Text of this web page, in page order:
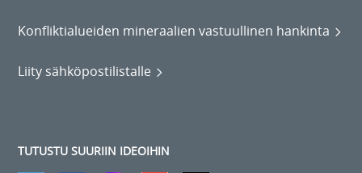
Konfliktialueiden mineraalien vastuullinen hankinta
Liity sähköpostilistalle
TUTUSTU SUURIIN IDEOIHIN